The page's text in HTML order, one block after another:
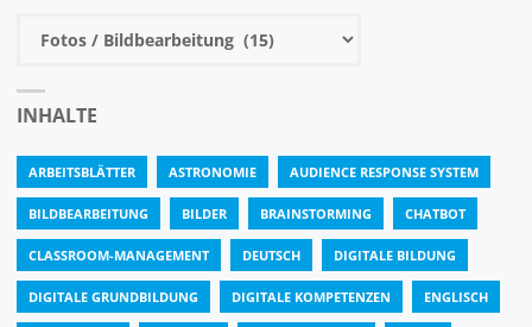
INHALTE
ARBEITSBLÄTTER ASTRONOMIE AUDIENCE RESPONSE SYSTEM
BILDBEARBEITUNG BILDER BRAINSTORMING CHATBOT
CLASSROOM-MANAGEMENT DEUTSCH DIGITALE BILDUNG
DIGITALE GRUNDBILDUNG DIGITALE KOMPETENZEN ENGLISCH